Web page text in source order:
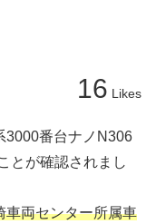
16 Likes
3000番台ナノN306
とが確認されまし
車両センター所属車